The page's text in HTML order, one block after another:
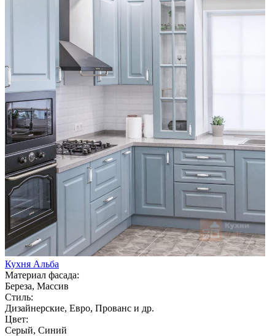
Кухня Альба
Материал фасада:
Береза, Массив
Стиль:
Дизайнерские, Евро, Прованс и др.
Цвет:
Серый, Синий